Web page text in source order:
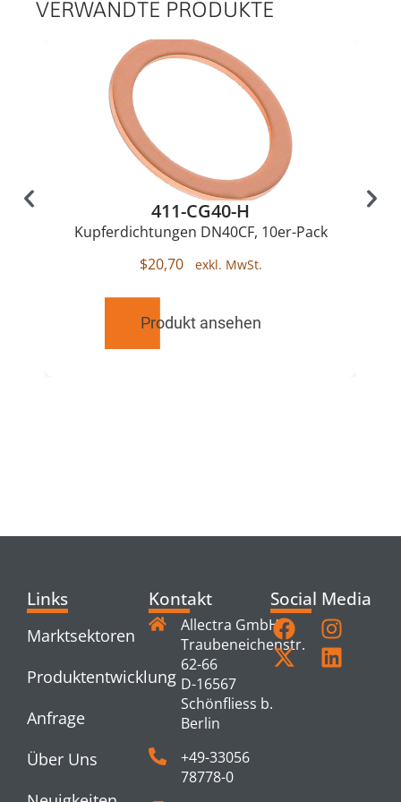
VERWANDTE PRODUKTE
411-CG40-H
Kupferdichtungen DN40CF, 10er-Pack
$20,70
Produkt ansehen
Links
Marktsektoren
Produktentwicklung
Anfrage
Über Uns
Kontakt
Allectra GmbH
Traubeneichenstr.
62-66
D-16567
Schönfliess b.
Berlin
+49-33056
78778-0
Social Media